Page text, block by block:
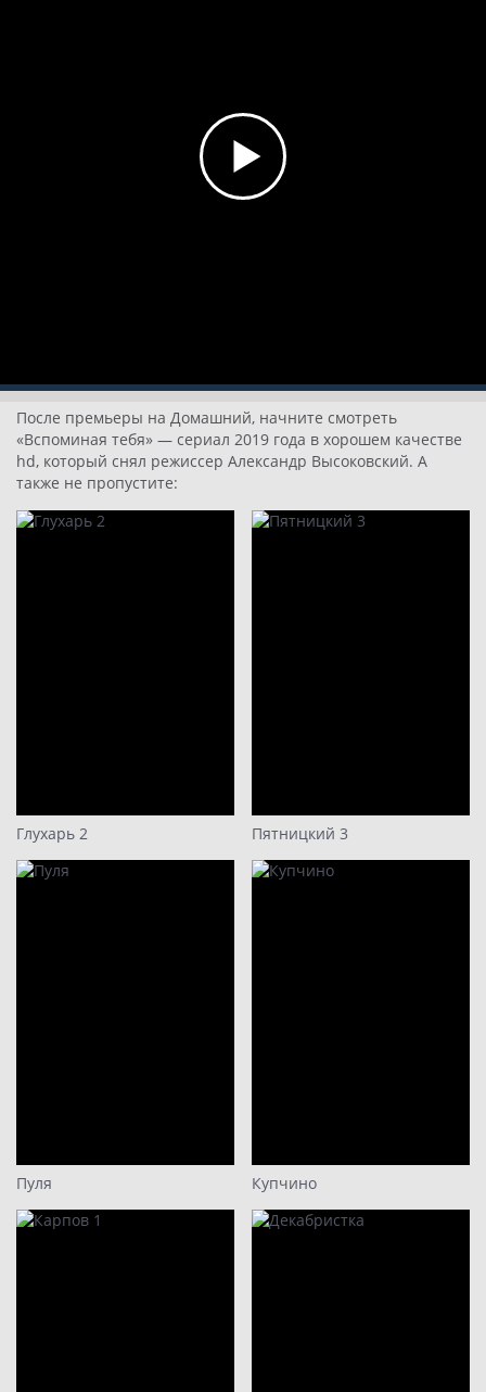
После премьеры на Домашний, начните смотреть
«Вспоминая тебя» — сериал 2019 года в хорошем качестве
hd, который снял режиссер Александр Высоковский. А
также не пропустите:
Глухарь 2 Пятницкий 3
Пуля Купчино